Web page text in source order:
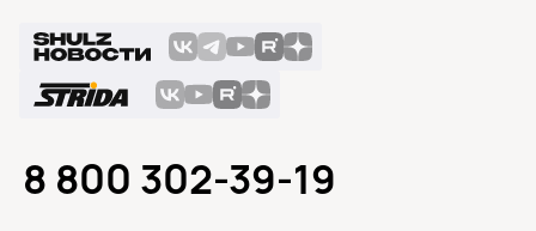
8 800 302-39-19